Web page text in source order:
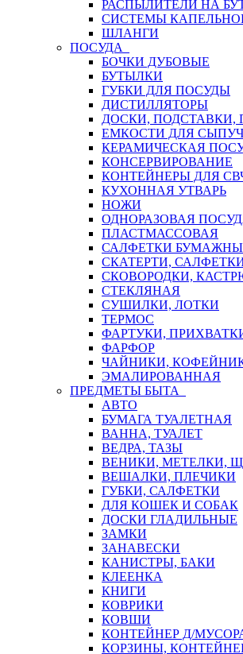
РАСПЫЛИТЕЛИ НА
СИСТЕМЫ
ШЛАНГИ
ПОСУДА
БОЧКИ ДУБОВЫЕ
БУТЫЛКИ
ГУБКИ ДЛЯ ПОСУДЫ
ДИСТИЛЛЯТОРЫ
ДОСКИ, ПОДСТАВКИ,
ЕМКОСТИ ДЛЯ
КЕРАМИЧЕСКАЯ
КОНСЕРВИРОВАНИЕ
КОНТЕЙНЕРЫ ДЛЯ
КУХОННАЯ УТВАРЬ
НОЖИ
ОДНОРАЗОВАЯ
ПЛАСТМАССОВАЯ
САЛФЕТКИ
СКАТЕРТИ,
СКОВОРОДКИ,
СТЕКЛЯНАЯ
СУШИЛКИ, ЛОТКИ
ТЕРМОС
ФАРТУКИ,
ФАРФОР
ЧАЙНИКИ,
ЭМАЛИРОВАННАЯ
ПРЕДМЕТЫ БЫТА
АВТО
БУМАГА ТУАЛЕТНАЯ
ВАННА, ТУАЛЕТ
ВЕДРА, ТАЗЫ
ВЕНИКИ, МЕТЕЛКИ,
ВЕШАЛКИ, ПЛЕЧИКИ
ГУБКИ, САЛФЕТКИ
ДЛЯ КОШЕК И СОБАК
ДОСКИ ГЛАДИЛЬНЫЕ
ЗАМКИ
ЗАНАВЕСКИ
КАНИСТРЫ, БАКИ
КЛЕЕНКА
КНИГИ
КОВРИКИ
КОВШИ
КОНТЕЙНЕР Д/
КОРЗИНЫ,